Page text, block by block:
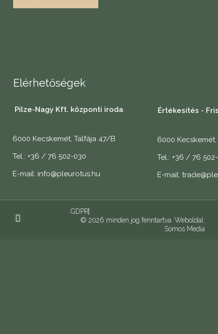
Elérhetőségek
Pilze-Nagy Kft. központi iroda Értékesítés -
6000 Kecskemét, Talfája 47/B.
Tel.: +36 / 76 502-030
E-mail: info@pleurotus.hu
6000
Tel.: +36 / 76
E-mail:
GDPR
© 2026 minden jog fenntartva. Weboldal:
Somos Media